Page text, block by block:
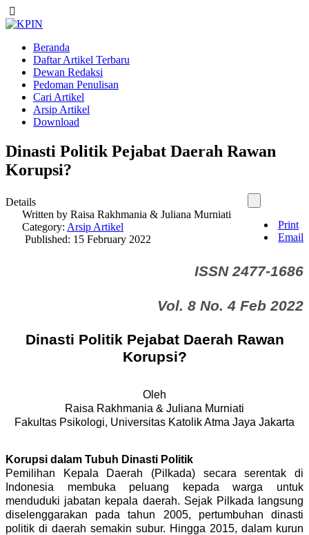
Beranda
Daftar Artikel Terbaru
Dewan Redaksi
Pedoman Penulisan
Cari Artikel
Arsip Artikel
Download
Dinasti Politik Pejabat Daerah Rawan
Korupsi?
Print
Email
Details
Written by Raisa Rakhmania & Juliana Murniati
Category: Arsip Artikel
Published: 15 February 2022
ISSN 2477-1686
Vol. 8 No. 4 Feb 2022
Dinasti Politik Pejabat Daerah Rawan
Korupsi?
Oleh
Raisa Rakhmania & Juliana Murniati
Fakultas Psikologi, Universitas Katolik Atma Jaya Jakarta
Korupsi dalam Tubuh Dinasti Politik
Pemilihan Kepala Daerah (Pilkada) secara serentak di
Indonesia membuka peluang kepada warga untuk
menduduki jabatan kepala daerah. Sejak Pilkada langsung
diselenggarakan pada tahun 2005, pertumbuhan dinasti
politik di daerah semakin subur. Hingga 2015, dalam kurun